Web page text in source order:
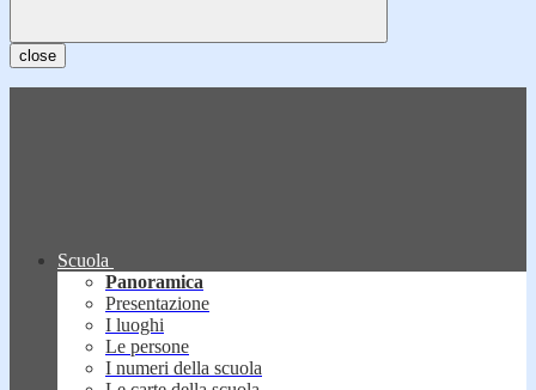
close
Scuola
Panoramica
Presentazione
I luoghi
Le persone
I numeri della scuola